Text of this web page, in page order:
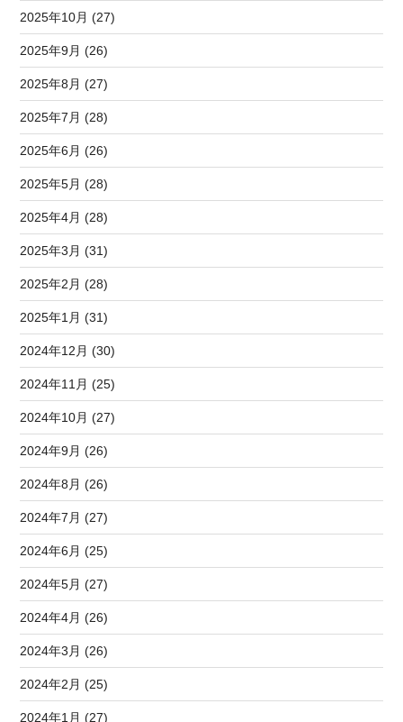
2025年10月 (27)
2025年9月 (26)
2025年8月 (27)
2025年7月 (28)
2025年6月 (26)
2025年5月 (28)
2025年4月 (28)
2025年3月 (31)
2025年2月 (28)
2025年1月 (31)
2024年12月 (30)
2024年11月 (25)
2024年10月 (27)
2024年9月 (26)
2024年8月 (26)
2024年7月 (27)
2024年6月 (25)
2024年5月 (27)
2024年4月 (26)
2024年3月 (26)
2024年2月 (25)
2024年1月 (27)